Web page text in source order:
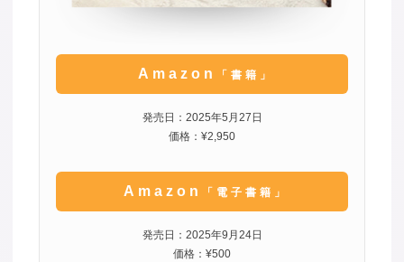
Amazon 「書籍」
発売日：2025年5月27日
価格：¥2,950
Amazon 「電子書籍」
発売日：2025年9月24日
価格：¥500